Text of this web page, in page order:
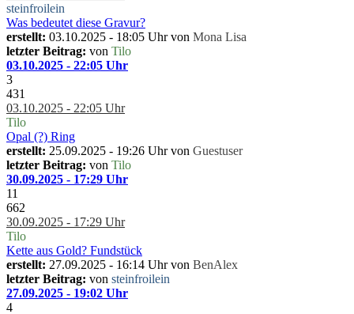
steinfroilein
Was bedeutet diese Gravur?
erstellt: 03.10.2025 - 18:05 Uhr von Mona Lisa
letzter Beitrag: von Tilo
03.10.2025 - 22:05 Uhr
3
431
03.10.2025 - 22:05 Uhr
Tilo
Opal (?) Ring
erstellt: 25.09.2025 - 19:26 Uhr von Guestuser
letzter Beitrag: von Tilo
30.09.2025 - 17:29 Uhr
11
662
30.09.2025 - 17:29 Uhr
Tilo
Kette aus Gold? Fundstück
erstellt: 27.09.2025 - 16:14 Uhr von BenAlex
letzter Beitrag: von steinfroilein
27.09.2025 - 19:02 Uhr
4